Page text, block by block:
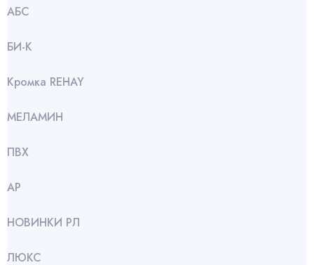
АБС
БИ-К
Кромка REHAY
МЕЛАМИН
ПВХ
АР
НОВИНКИ РЛ
ЛЮКС